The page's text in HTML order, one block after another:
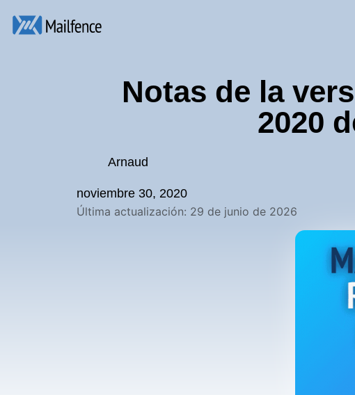
Notas de la
2020
Arnaud
noviembre 30, 2020
Última actualización: 29 de junio de 2026